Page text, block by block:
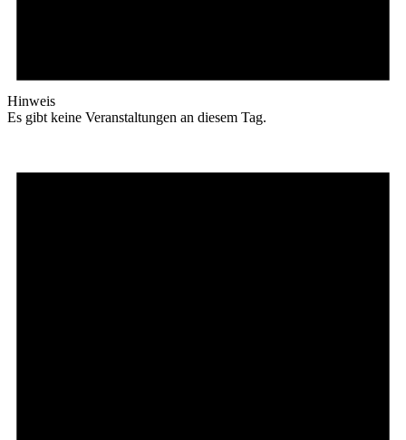
Hinweis
Es gibt keine Veranstaltungen an diesem Tag.